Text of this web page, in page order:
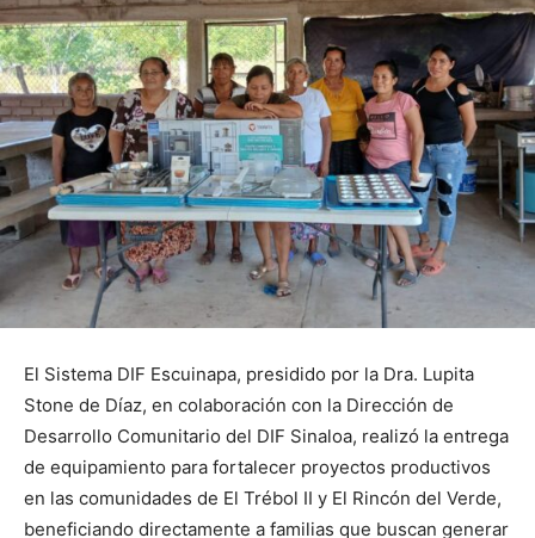
El Sistema DIF Escuinapa, presidido por la Dra. Lupita
Stone de Díaz, en colaboración con la Dirección de
Desarrollo Comunitario del DIF Sinaloa, realizó la entrega
de equipamiento para fortalecer proyectos productivos
en las comunidades de El Trébol II y El Rincón del Verde,
beneficiando directamente a familias que buscan generar